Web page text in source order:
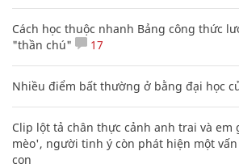
Cách học thuộc nhanh Bảng công thức
"thần chú"
17
Nhiều điểm bất thường ở bằng đại học
Clip lột tả chân thực cảnh anh trai và em
mèo', người tinh ý còn phát hiện một
con